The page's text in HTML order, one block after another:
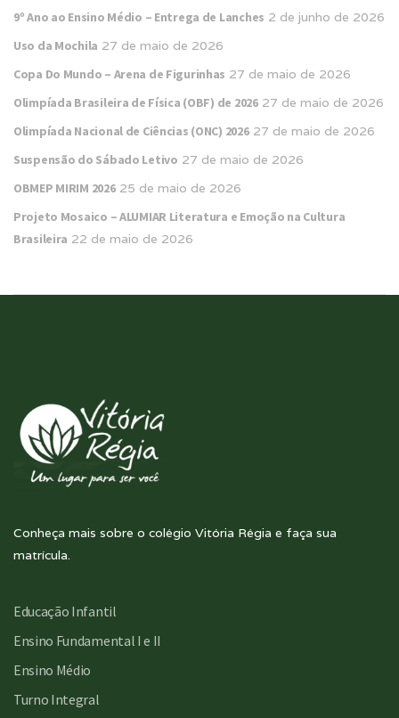
9º Ano ao Ensino Médio – Entrega de Lanches 2 de junho de 2026
Uso da Mochila 27 de maio de 2026
Copa Do Mundo – Arena de Figurinhas 27 de maio de 2026
Olimpíada Brasileira de Física (OBF) de 2026 27 de maio de 2026
Olimpíada Nacional de Ciências (ONC) 2026 27 de maio de 2026
Suspensão do Sábado Letivo 27 de maio de 2026
OBMEP MIRIM 2026 25 de maio de 2026
Projeto Mosaico – ALUMIAR Literatura e Emoção na Cultura
Brasileira 22 de maio de 2026
Conheça mais sobre o colégio Vitória Régia e faça sua
matrícula.
Educação Infantil
Ensino Fundamental I e II
Ensino Médio
Turno Integral